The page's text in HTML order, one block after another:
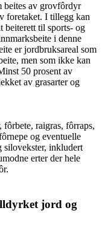
beites av grovfôrdyr
foretaket. I tillegg kan
beiterett til sports- og
i denne
er jordbruksareal som
men som ikke kan
50 prosent av
av grasarter og
raigras, fôrraps,
og eventuelle
silovekster, inkludert
erter der hele
jord og